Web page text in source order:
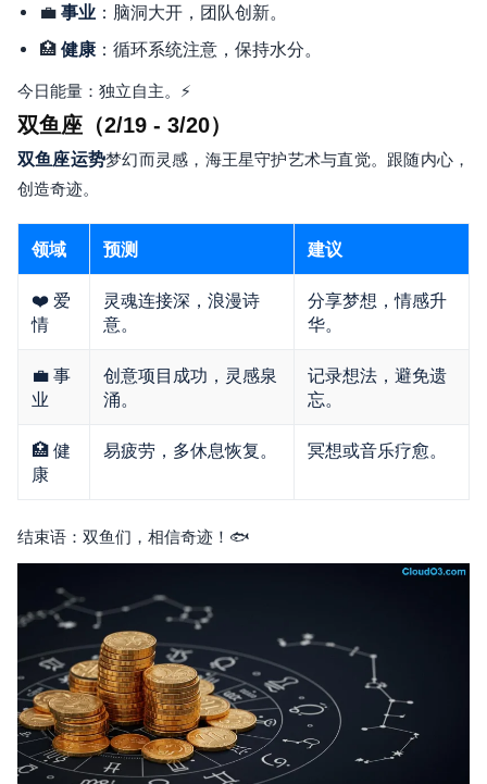
💼 事业 ：脑洞大开，团队创新。
🏥 健康 ：循环系统注意，保持水分。
今日能量：独立自主。⚡
双鱼座（2/19 - 3/20）
双鱼座运势梦幻而灵感，海王星守护艺术与直觉。跟随内心，
创造奇迹。
领域 预测 建议
❤️ 爱
情
灵魂连接深，浪漫诗
意。
分享梦想，情感升
华。
💼 事
业
创意项目成功，灵感泉
涌。
记录想法，避免遗
忘。
🏥 健
康
易疲劳，多休息恢复。 冥想或音乐疗愈。
结束语：双鱼们，相信奇迹！🐟